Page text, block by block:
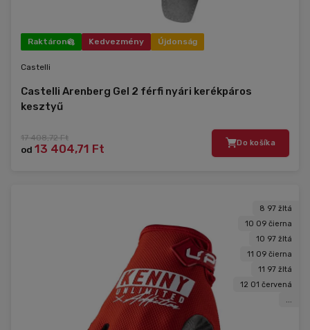
Raktáron Kedvezmény Újdonság
Castelli
Castelli Arenberg Gel 2 férfi nyári kerékpáros
kesztyű
17 408,72 Ft
od 13 404,71 Ft Do košíka
8 97 žltá
10 09 čierna
10 97 žltá
11 09 čierna
11 97 žltá
12 01 červená
...